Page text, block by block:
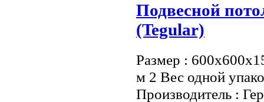
Подвесной
(Tegular)
Размер :
м 2 Вес одной
Производитель :